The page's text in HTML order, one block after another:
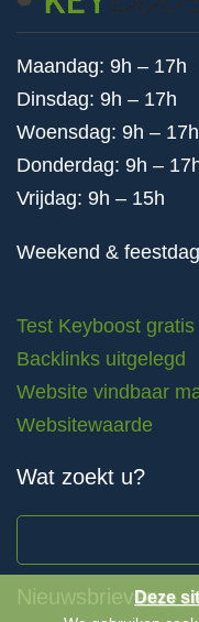
Maandag: 9h – 17h
Dinsdag: 9h – 17h
Woensdag: 9h – 17h
Donderdag: 9h –
Vrijdag: 9h – 15h
Weekend &
Test Keyboost gratis
Backlinks uitgelegd
Website vindbaar
Websitewaarde
Wat zoekt u?
NieuwsbrievenDeze